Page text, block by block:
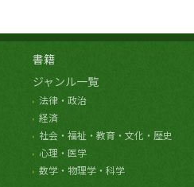
書籍
ジャンル一覧
法律・政治
経済
社会・福祉・教育・文化・歴史
心理・医学
数学・物理学・科学